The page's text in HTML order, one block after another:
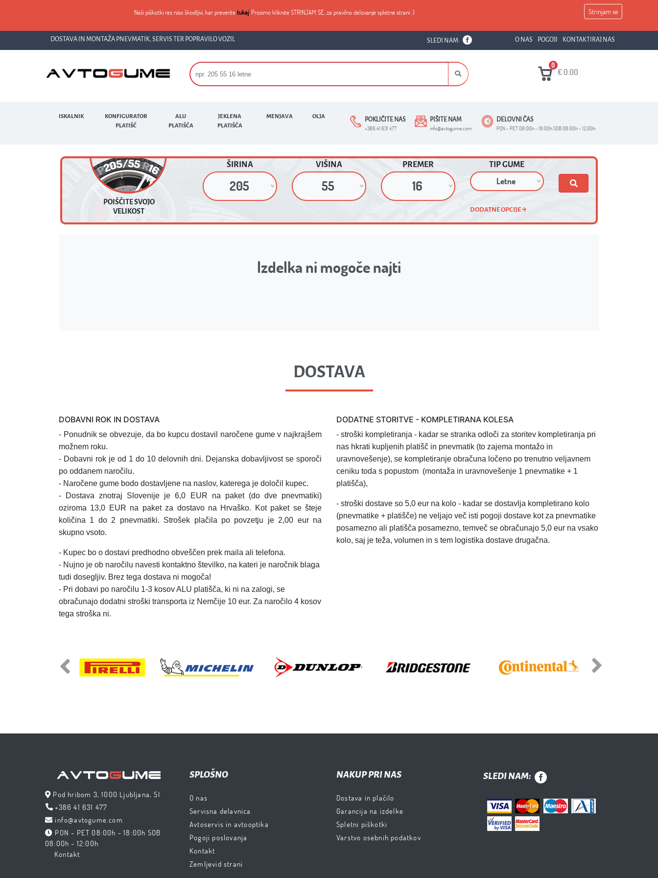
Naši piškotki res niso škodljivi, kar preveritetukaj. Prosimo kliknite STRINJAM SE, za pravilno delovanje spletne strani :) Strinjam se
DOSTAVA IN MONTAŽA PNEVMATIK, SERVIS TER POPRAVILO VOZIL SLEDI NAM: O NAS POGOJI KONTAKTIRAJ NAS
0
€0.00
ISKALNIK
KONFIGURATOR
PLATIŠČ
ALU
PLATIŠČA
JEKLENA
PLATIŠČA
MENJAVA OLJA POKLIČITE NAS
+386 41 631 477
PIŠITE NAM
info@avtogume.com
DELOVNI ČAS
PON - PET 08:00h - 18:00h SOB 08:00h - 12:00h
POIŠČITE SVOJO
VELIKOST
ŠIRINA VIŠINA PREMER TIP GUME
DODATNE OPCIJE
Izdelka ni mogoče najti
DOSTAVA
DOBAVNI ROK IN DOSTAVA
- Ponudnik se obvezuje, da bo kupcu dostavil naročene gume v najkrajšem
možnem roku.
- Dobavni rok je od 1 do 10 delovnih dni. Dejanska dobavljivost se sporoči
po oddanem naročilu.
- Naročene gume bodo dostavljene na naslov, katerega je določil kupec.
- Dostava znotraj Slovenije je 6,0 EUR na paket (do dve pnevmatiki)
oziroma 13,0 EUR na paket za dostavo na Hrvaško.
Kot paket se šteje
količina 1 do 2 pnevmatiki. Strošek plačila po povzetju je 2,00 eur na
skupno vsoto.
- Kupec bo o dostavi predhodno obveščen prek maila ali telefona.
- Nujno je ob naročilu navesti kontaktno številko, na kateri je naročnik blaga
tudi dosegljiv. Brez tega dostava ni mogoča!
- Pri dobavi po naročilu 1-3 kosov ALU platišča, ki ni na zalogi, se
obračunajo dodatni stroški transporta iz Nemčije 10 eur. Za naročilo 4 kosov
tega stroška ni.
DODATNE STORITVE - KOMPLETIRANA KOLESA
- stroški kompletiranja - kadar se stranka odloči za storitev kompletiranja pri
nas hkrati kupljenih platišč in pnevmatik (to zajema montažo in
uravnovešenje), se kompletiranje obračuna ločeno po trenutno veljavnem
ceniku toda s popustom (montaža in uravnovešenje 1 pnevmatike + 1
platišča),
- stroški dostave so 5,0 eur na kolo - kadar se dostavlja kompletirano kolo
(pnevmatike + platišče) ne veljajo več isti pogoji dostave kot za pnevmatike
posamezno ali platišča posamezno, temveč se obračunajo 5,0 eur na vsako
kolo, saj je teža, volumen in s tem logistika dostave drugačna.
Previous
Next
Pod hribom 3, 1000 Ljubljana, SI
+386 41 631 477
info@avtogume.com
PON - PET 08:00h - 18:00h SOB
08:00h - 12:00h
Kontakt
SPLOŠNO
O nas
Servisna delavnica
Avtoservis in avtooptika
Pogoji poslovanja
Kontakt
Zemljevid strani
NAKUP PRI NAS
Dostava in plačilo
Garancija na izdelke
Spletni piškotki
Varstvo osebnih podatkov
SLEDI NAM: